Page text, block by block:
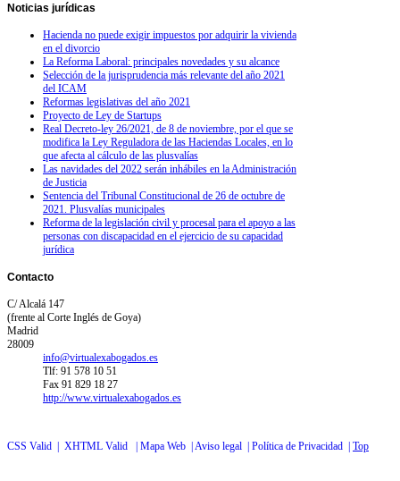
Noticias jurídicas
Hacienda no puede exigir impuestos por adquirir la vivienda
en el divorcio
La Reforma Laboral: principales novedades y su alcance
Selección de la jurisprudencia más relevante del año 2021
del ICAM
Reformas legislativas del año 2021
Proyecto de Ley de Startups
Real Decreto-ley 26/2021, de 8 de noviembre, por el que se
modifica la Ley Reguladora de las Haciendas Locales, en lo
que afecta al cálculo de las plusvalías
Las navidades del 2022 serán inhábiles en la Administración
de Justicia
Sentencia del Tribunal Constitucional de 26 de octubre de
2021. Plusvalías municipales
Reforma de la legislación civil y procesal para el apoyo a las
personas con discapacidad en el ejercicio de su capacidad
jurídica
Contacto
C/ Alcalá 147
(frente al Corte Inglés de Goya)
Madrid
28009
info@virtualexabogados.es
Tlf: 91 578 10 51
Fax 91 829 18 27
http://www.virtualexabogados.es
CSS Valid | XHTML Valid | Mapa Web |Aviso legal | Política de Privacidad | Top